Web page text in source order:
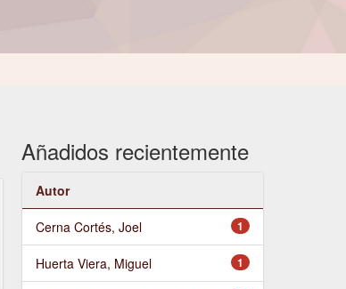
Añadidos recientemente
Autor
1
Cerna Cortés, Joel
1
Huerta Viera, Miguel